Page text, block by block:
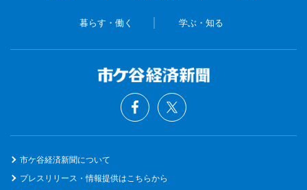
暮らす・働く 学ぶ・知る
市ケ谷経済新聞について
プレスリリース・情報提供はこちらから